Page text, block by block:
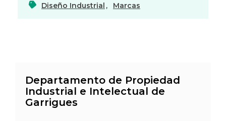
Diseño Industrial , Marcas
Departamento de Propiedad
Industrial e Intelectual de
Garrigues